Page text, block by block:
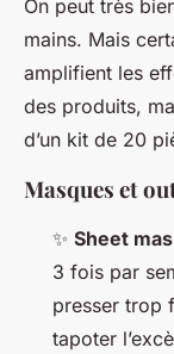
On peut très
mains. Mais
amplifient les
des produits,
d’un kit de 20
Masques et
✨ Sheet
3 fois par
presser trop
tapoter